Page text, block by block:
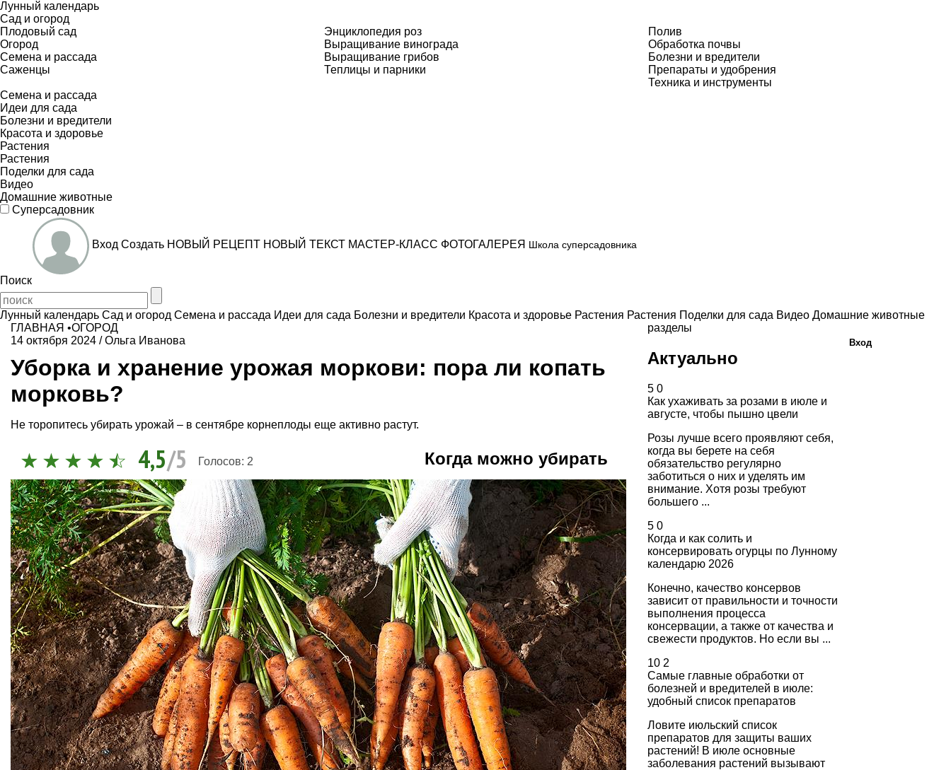
Лунный календарь
Сад и огород
Плодовый сад
Огород
Семена и рассада
Саженцы
Энциклопедия роз
Выращивание винограда
Выращивание грибов
Теплицы и парники
Полив
Обработка почвы
Болезни и вредители
Препараты и удобрения
Техника и инструменты
Семена и рассада
Идеи для сада
Болезни и вредители
Красота и здоровье
Растения
Растения
Поделки для сада
Видео
Домашние животные
Суперсадовник
Вход Создать НОВЫЙ РЕЦЕПТ НОВЫЙ ТЕКСТ МАСТЕР-КЛАСС ФОТОГАЛЕРЕЯ Школа суперсадовника
Поиск
Лунный календарь Сад и огород Семена и рассада Идеи для сада Болезни и вредители Красота и здоровье Растения Растения Поделки для сада Видео Домашние животные
ГЛАВНАЯ •ОГОРОД
14 октября 2024 /Ольга Иванова
Уборка и хранение урожая моркови: пора ли копать
морковь?
Не торопитесь убирать урожай – в сентябре корнеплоды еще активно растут.
4,5/5 Голосов: 2 Когда можно убирать
разделы
Актуально
5 0
Как ухаживать за розами в июле и
августе, чтобы пышно цвели
Розы лучше всего проявляют себя,
когда вы берете на себя
обязательство регулярно
заботиться о них и уделять им
внимание. Хотя розы требуют
большего ...
5 0
Когда и как солить и
консервировать огурцы по Лунному
календарю 2026
Конечно, качество консервов
зависит от правильности и точности
выполнения процесса
консервации, а также от качества и
свежести продуктов. Но если вы ...
10 2
Самые главные обработки от
болезней и вредителей в июле:
удобный список препаратов
Ловите июльский список
препаратов для защиты ваших
растений! В июле основные
заболевания растений вызывают
Вход